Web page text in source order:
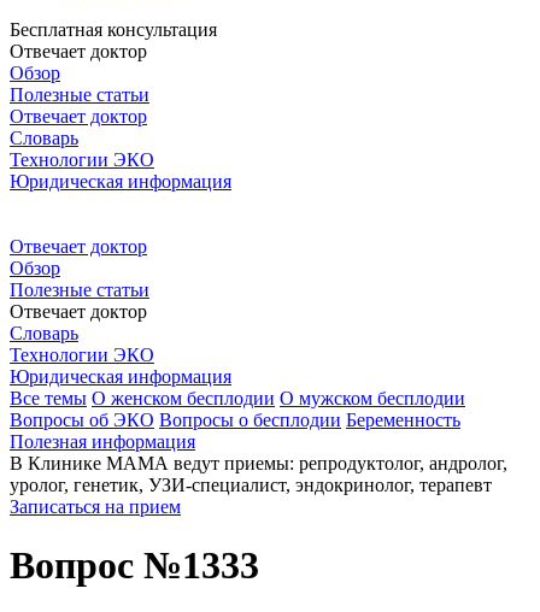
Бесплатная консультация
Отвечает доктор
Обзор
Полезные статьи
Отвечает доктор
Словарь
Технологии ЭКО
Юридическая информация
Отвечает доктор
Обзор
Полезные статьи
Отвечает доктор
Словарь
Технологии ЭКО
Юридическая информация
Все темы О женском бесплодии О мужском бесплодии
Вопросы об ЭКО Вопросы о бесплодии Беременность
Полезная информация
В Клинике МАМА ведут приемы: репродуктолог, андролог,
уролог, генетик, УЗИ-специалист, эндокринолог, терапевт
Записаться на прием
Вопрос №1333